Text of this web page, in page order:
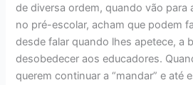
de diversa ordem, quando vão para
no pré-escolar, acham que podem
desde falar quando lhes apetece, a
desobedecer aos educadores.
querem continuar a “mandar” e até